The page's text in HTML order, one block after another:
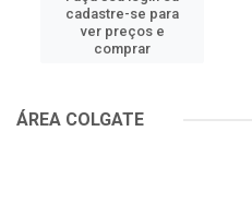
cadastre-se para
ver preços e
comprar
ÁREA COLGATE